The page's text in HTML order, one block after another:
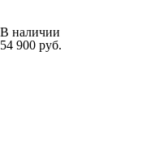
В наличии
54 900 руб.